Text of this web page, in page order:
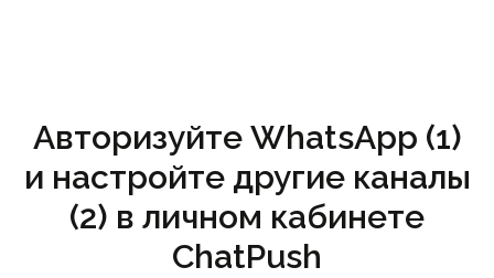
Авторизуйте WhatsApp (1)
и настройте другие каналы
(2) в личном кабинете
ChatPush